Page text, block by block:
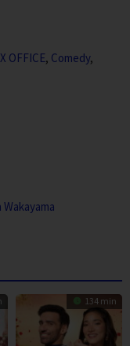
OFFICE, Comedy,
Wakayama
134 min